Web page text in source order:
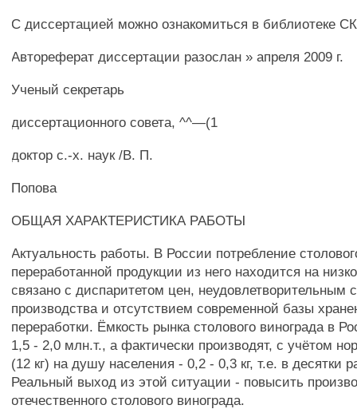
С диссертацией можно ознакомиться в библиотеке
Автореферат диссертации разослан » апреля 2009 г.
Ученый секретарь
диссертационного совета, ^^—(1
доктор с.-х. наук /В. П.
Попова
ОБЩАЯ ХАРАКТЕРИСТИКА РАБОТЫ
Актуальность работы. В России потребление
переработанной продукции из него находится на
связано с диспаритетом цен, неудовлетворительным
производства и отсутствием современной базы
переработки. Ёмкость рынка столового винограда в
1,5 - 2,0 млн.т., а фактически производят, с учётом
(12 кг) на душу населения - 0,2 - 0,3 кг, т.е. в десятки
Реальный выход из этой ситуации - повысить
отечественного столового винограда.